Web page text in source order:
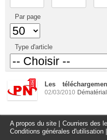
Par page
Type d'article
Les
02/03/2010
A propos du site Courriers des
Conditions générales d'utilisation